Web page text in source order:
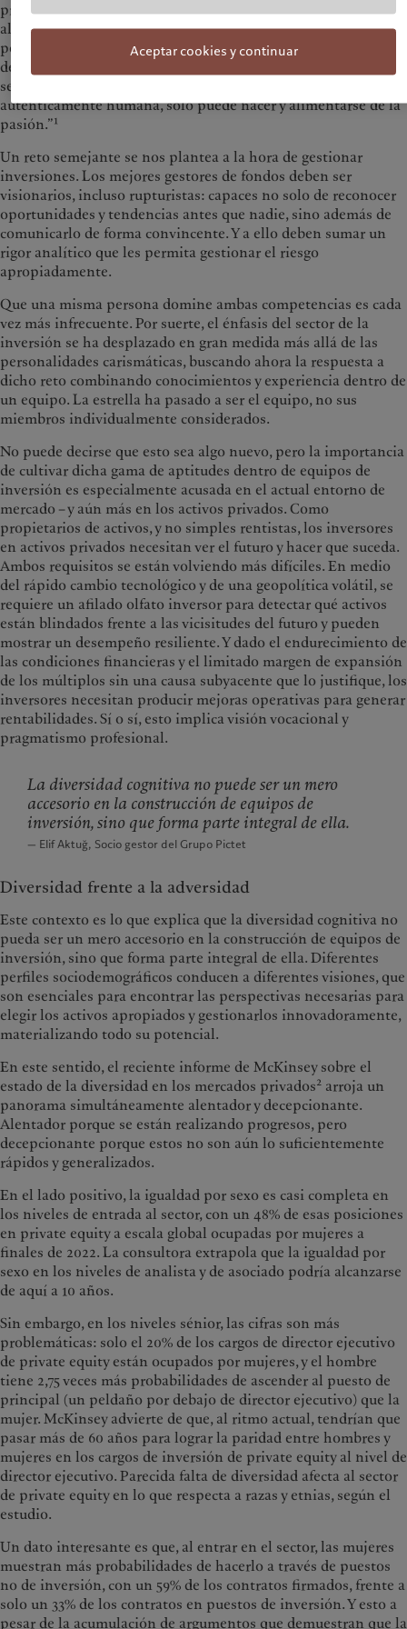
precisamente este: cómo se puede forzar a la pasión ardiente y
al frío distanciamiento a que convivan en la misma alma. La
política se hace con la cabeza, no con otras partes del cuerpo o
del alma. Y sin embargo, la entrega a la política, si no quiere
ser un frívolo juego intelectual sino una acción
auténticamente humana, sólo puede nacer y alimentarse de la
pasión.”1
Un reto semejante se nos plantea a la hora de gestionar
inversiones. Los mejores gestores de fondos deben ser
visionarios, incluso rupturistas: capaces no solo de reconocer
oportunidades y tendencias antes que nadie, sino además de
comunicarlo de forma convincente. Y a ello deben sumar un
rigor analítico que les permita gestionar el riesgo
apropiadamente.
Que una misma persona domine ambas competencias es cada
vez más infrecuente. Por suerte, el énfasis del sector de la
inversión se ha desplazado en gran medida más allá de las
personalidades carismáticas, buscando ahora la respuesta a
dicho reto combinando conocimientos y experiencia dentro de
un equipo. La estrella ha pasado a ser el equipo, no sus
miembros individualmente considerados.
No puede decirse que esto sea algo nuevo, pero la importancia
de cultivar dicha gama de aptitudes dentro de equipos de
inversión es especialmente acusada en el actual entorno de
mercado – y aún más en los activos privados. Como
propietarios de activos, y no simples rentistas, los inversores
en activos privados necesitan ver el futuro y hacer que suceda.
Ambos requisitos se están volviendo más difíciles. En medio
del rápido cambio tecnológico y de una geopolítica volátil, se
requiere un afilado olfato inversor para detectar qué activos
están blindados frente a las vicisitudes del futuro y pueden
mostrar un desempeño resiliente. Y dado el endurecimiento de
las condiciones financieras y el limitado margen de expansión
de los múltiplos sin una causa subyacente que lo justifique, los
inversores necesitan producir mejoras operativas para generar
rentabilidades. Sí o sí, esto implica visión vocacional y
pragmatismo profesional.
La diversidad cognitiva no puede ser un mero
accesorio en la construcción de equipos de
inversión, sino que forma parte integral de ella.
— Elif Aktuğ, Socio gestor del Grupo Pictet
Diversidad frente a la adversidad
Este contexto es lo que explica que la diversidad cognitiva no
pueda ser un mero accesorio en la construcción de equipos de
inversión, sino que forma parte integral de ella. Diferentes
perfiles sociodemográficos conducen a diferentes visiones, que
son esenciales para encontrar las perspectivas necesarias para
elegir los activos apropiados y gestionarlos innovadoramente,
materializando todo su potencial.
En este sentido, el reciente informe de McKinsey sobre el
estado de la diversidad en los mercados privados2 arroja un
panorama simultáneamente alentador y decepcionante.
Alentador porque se están realizando progresos, pero
decepcionante porque estos no son aún lo suficientemente
rápidos y generalizados.
En el lado positivo, la igualdad por sexo es casi completa en
los niveles de entrada al sector, con un 48% de esas posiciones
en private equity a escala global ocupadas por mujeres a
finales de 2022. La consultora extrapola que la igualdad por
sexo en los niveles de analista y de asociado podría alcanzarse
de aquí a 10 años.
Sin embargo, en los niveles sénior, las cifras son más
problemáticas: solo el 20% de los cargos de director ejecutivo
de private equity están ocupados por mujeres, y el hombre
tiene 2,75 veces más probabilidades de ascender al puesto de
principal (un peldaño por debajo de director ejecutivo) que la
mujer. McKinsey advierte de que, al ritmo actual, tendrían que
pasar más de 60 años para lograr la paridad entre hombres y
mujeres en los cargos de inversión de private equity al nivel de
director ejecutivo. Parecida falta de diversidad afecta al sector
de private equity en lo que respecta a razas y etnias, según el
estudio.
Un dato interesante es que, al entrar en el sector, las mujeres
muestran más probabilidades de hacerlo a través de puestos
no de inversión, con un 59% de los contratos firmados, frente a
solo un 33% de los contratos en puestos de inversión. Y esto a
pesar de la acumulación de argumentos que demuestran que la
Aceptar cookies y continuar